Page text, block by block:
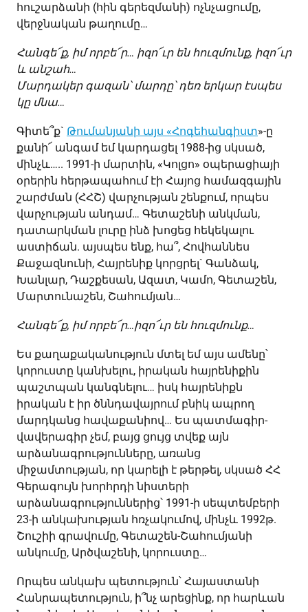
հուշարձանի (հին գերեզմանի) ոչնչացումը,
վերջնական թաղումը…
Հանգե՜ք, իմ որբե՜ր… իզո՜ւր են հուզմունք, իզո՜ւր
և անշահ…
Մարդակեր գազան՝ մարդը՝ դեռ երկար էսպես
կը մնա…
Գիտե՞ք` Թումանյանի այս «Հոգեհանգիստ»-ը
քանի՜ անգամ եմ կարդացել 1988-ից սկսած,
մինչև….. 1991-ի մարտին, «Կոլցո» օպերացիայի
օրերին հերթապահում էի Հայոց համազգային
շարժման (ՀՀՇ) վարչության շենքում, որպես
վարչության անդամ… Գետաշենի անկման,
դատարկման լուրը ինձ խոցեց հեկեկալու
աստիճան. այսպես ենք, հա՞, Հովհաննես
Քաջազնունի, Հայրենիք կորցրել` Գանձակ,
Խանլար, Դաշքեսան, Ազատ, Կամո, Գետաշեն,
Մարտունաշեն, Շահումյան…
Հանգե՜ք, իմ որբե՜ր…իզո՜ւր են հուզմունք…
Ես քաղաքականություն մտել եմ այս ամենը՝
կորուստը կանխելու, իրական հայրենիքին
պաշտպան կանգնելու… իսկ հայրենիքն
իրական է իր ծննդավայրում բնիկ ապրող
մարդկանց հավաքանիով… Ես պատմագիր-
վավերագիր չեմ, բայց ցույց տվեք այն
արձանագրությունները, առանց
միջամտության, որ կարելի է թերթել, սկսած ՀՀ
Գերագույն խորհրդի նիստերի
արձանագրություններից՝ 1991-ի սեպտեմբերի
23-ի անկախության հռչակումով, մինչև 1992թ.
Շուշիի գրավումը, Գետաշեն-Շահումյանի
անկումը, Արծվաշենի, կորուստը…
Որպես անկախ պետություն՝ Հայաստանի
Հանրապետություն, ի՞նչ արեցինք, որ հարևան